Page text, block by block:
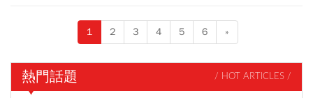
此趨勢下，深耕NAND相關產品的旺宏(2337)及群聯(8299)，可望成
為AI伺服器需求擴大的直接受惠者，因此將旺宏列為大中華區半導體
評等，但將受惠於價格與毛利率調高，因此目標價由2248元上調至
2588元。此外，大摩也看好華邦電，目標價為288元。若以華邦電
1 2 3 4 5 6 »
熱門話題 / HOT ARTICLES /